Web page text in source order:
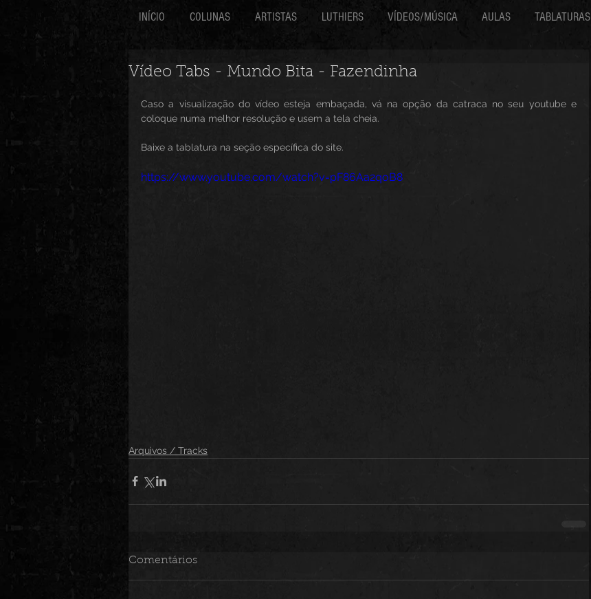
INÍCIO COLUNAS ARTISTAS LUTHIERS VÍDEOS/MÚSICA AULAS TABLATURAS
Vídeo Tabs - Mundo Bita - Fazendinha
Caso a visualização do vídeo esteja embaçada, vá na opção da catraca no seu youtube e
coloque numa melhor resolução e usem a tela cheia.
Baixe a tablatura na seção específica do site.
https://www.youtube.com/watch?v=pF86Aa2qoB8
Arquivos / Tracks
Comentários